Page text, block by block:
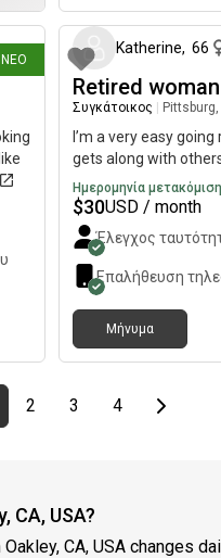
ΝΈΟ
Katherine, 66
Retired
Συγκάτοικος Pittsburg,
I’m a very easy
gets along with
Ημερομηνία
$30USD / month
Έλεγχος
Επαλήθευση
Μήνυμα
page
page
page
2 page
3 page
4Last page
Next
CA, USA?
CA, USA changes